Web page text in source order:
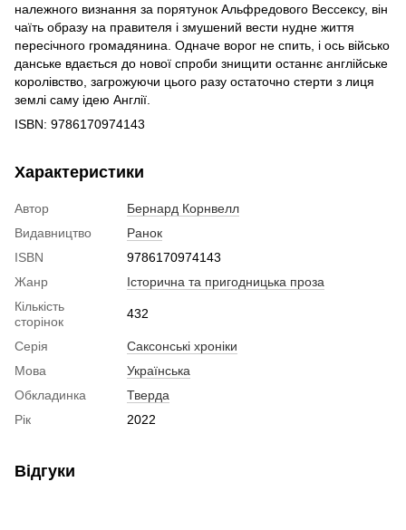
належного визнання за порятунок Альфредового Вессексу, він
чаїть образу на правителя і змушений вести нудне життя
пересічного громадянина. Одначе ворог не спить, і ось військо
данське вдається до нової спроби знищити останнє англійське
королівство, загрожуючи цього разу остаточно стерти з лиця
землі саму ідею Англії.
ISBN: 9786170974143
Характеристики
Автор
Бернард Корнвелл
Видавництво
Ранок
ISBN
9786170974143
Жанр
Історична та пригодницька проза
Кількість
сторінок
432
Серія
Саксонські хроніки
Мова
Українська
Обкладинка
Тверда
Рік
2022
Відгуки